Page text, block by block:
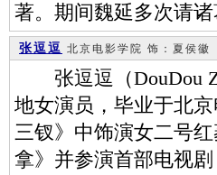
著。期间魏延多次请
张逗逗 北京电影学院 饰：夏侯徽
张逗逗（DouDou
地女演员，毕业于北
三钗》中饰演女二号
拿》并参演首部电视